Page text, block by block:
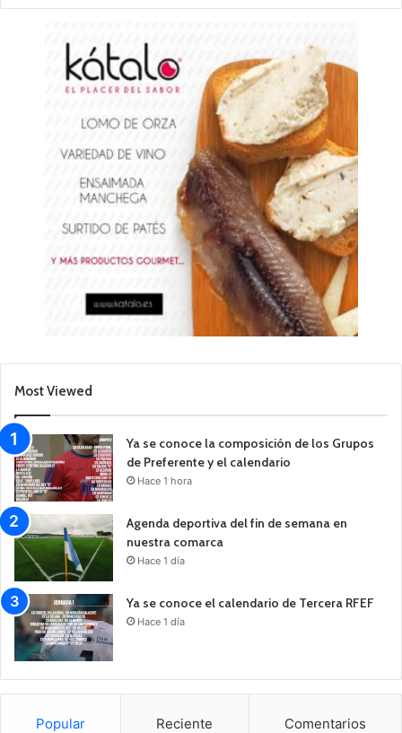
Most Viewed
Ya se conoce la composición de los Grupos
de Preferente y el calendario
Hace 1 hora
Agenda deportiva del fin de semana en
nuestra comarca
Hace 1 día
Ya se conoce el calendario de Tercera RFEF
Hace 1 día
Popular Reciente Comentarios